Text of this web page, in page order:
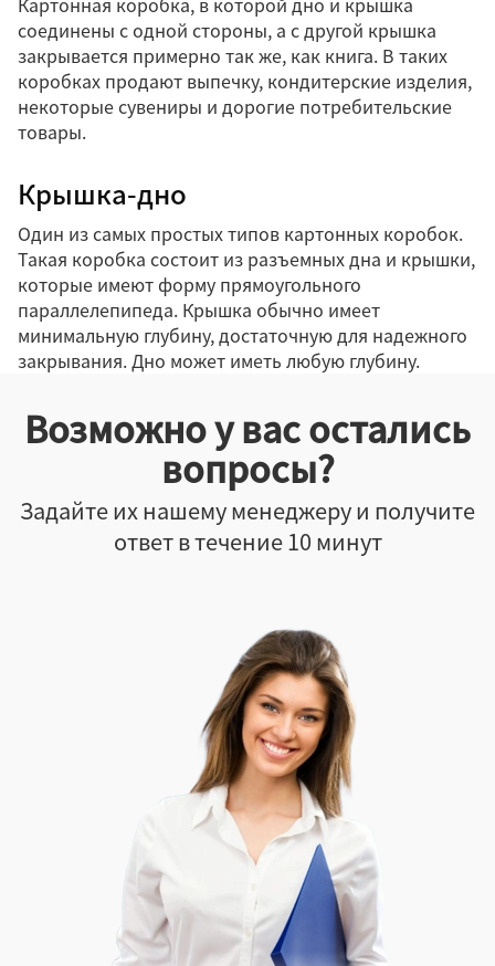
соединены с одной стороны, а с другой крышка
закрывается примерно так же, как книга. В таких
коробках продают выпечку, кондитерские изделия,
некоторые сувениры и дорогие потребительские
товары.
Крышка-дно
Один из самых простых типов картонных коробок.
Такая коробка состоит из разъемных дна и крышки,
которые имеют форму прямоугольного
параллелепипеда. Крышка обычно имеет
минимальную глубину, достаточную для надежного
закрывания. Дно может иметь любую глубину.
Возможно у вас остались
вопросы?
Задайте их нашему менеджеру и получите
ответ в течение 10 минут